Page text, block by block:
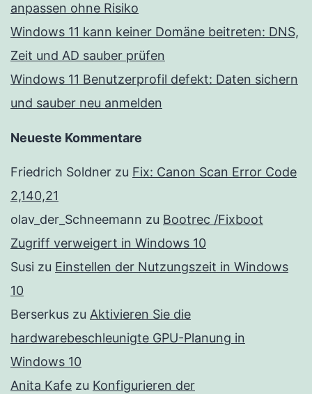
anpassen ohne Risiko
Windows 11 kann keiner Domäne beitreten: DNS,
Zeit und AD sauber prüfen
Windows 11 Benutzerprofil defekt: Daten sichern
und sauber neu anmelden
Neueste Kommentare
Friedrich Soldner zu Fix: Canon Scan Error Code
2,140,21
olav_der_Schneemann zu Bootrec /Fixboot
Zugriff verweigert in Windows 10
Susi zu Einstellen der Nutzungszeit in Windows
10
Berserkus zu Aktivieren Sie die
hardwarebeschleunigte GPU-Planung in
Windows 10
Anita Kafe zu Konfigurieren der